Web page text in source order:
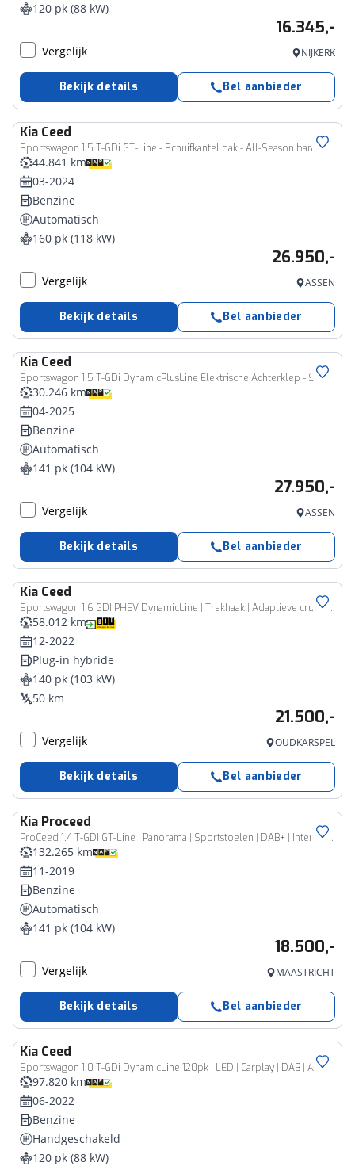
120 pk (88 kW)
16.345,-
Vergelijk NIJKERK
Bekijk details Bel aanbieder
Kia Ceed
Sportswagon 1.5 T-GDi GT-Line - Schuifkantel dak - All-Season banden - Camera - AppleCarplay - Android Auto Fabrieksgarantie tot 03-2032 of 150.000Km
44.841 km
03-2024
Benzine
Automatisch
160 pk (118 kW)
26.950,-
Vergelijk ASSEN
Bekijk details Bel aanbieder
Kia Ceed
Sportswagon 1.5 T-GDi DynamicPlusLine Elektrische Achterklep - Stoel / Stuur Verwarming - Climate Control - Adaptive Cruise Contr Fabrieksgarantie tot 04-2032 of 150.000km
30.246 km
04-2025
Benzine
Automatisch
141 pk (104 kW)
27.950,-
Vergelijk ASSEN
Bekijk details Bel aanbieder
Kia Ceed
Sportswagon 1.6 GDI PHEV DynamicLine | Trekhaak | Adaptieve cruise | Rijklaarprijs - incl.garantie
58.012 km
12-2022
Plug-in hybride
140 pk (103 kW)
50 km
21.500,-
Vergelijk OUDKARSPEL
Bekijk details Bel aanbieder
Kia Proceed
ProCeed 1.4 T-GDI GT-Line | Panorama | Sportstoelen | DAB+ | Interesse, Proefrit? Bel of app met: 06-24282842 / 06-42130156
132.265 km
11-2019
Benzine
Automatisch
141 pk (104 kW)
18.500,-
Vergelijk MAASTRICHT
Bekijk details Bel aanbieder
Kia Ceed
Sportswagon 1.0 T-GDi DynamicLine 120pk | LED | Carplay | DAB | ACC
97.820 km
06-2022
Benzine
Handgeschakeld
120 pk (88 kW)